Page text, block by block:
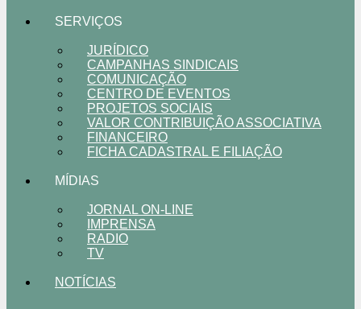
SERVIÇOS
JURÍDICO
CAMPANHAS SINDICAIS
COMUNICAÇÃO
CENTRO DE EVENTOS
PROJETOS SOCIAIS
VALOR CONTRIBUIÇÃO ASSOCIATIVA
FINANCEIRO
FICHA CADASTRAL E FILIAÇÃO
MÍDIAS
JORNAL ON-LINE
IMPRENSA
RADIO
TV
NOTÍCIAS